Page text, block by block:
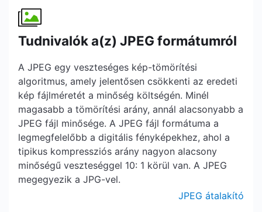
Tudnivalók a(z) JPEG formátumról
A JPEG egy veszteséges kép-tömörítési
algoritmus, amely jelentősen csökkenti az eredeti
kép fájlméretét a minőség költségén. Minél
magasabb a tömörítési arány, annál alacsonyabb a
JPEG fájl minősége. A JPEG fájl formátuma a
legmegfelelőbb a digitális fényképekhez, ahol a
tipikus kompressziós arány nagyon alacsony
minőségű veszteséggel 10: 1 körül van. A JPEG
megegyezik a JPG-vel.
JPEG átalakító